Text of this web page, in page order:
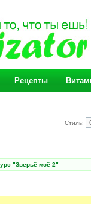
Рецепты
Стиль:
"Зверьё моё 2"